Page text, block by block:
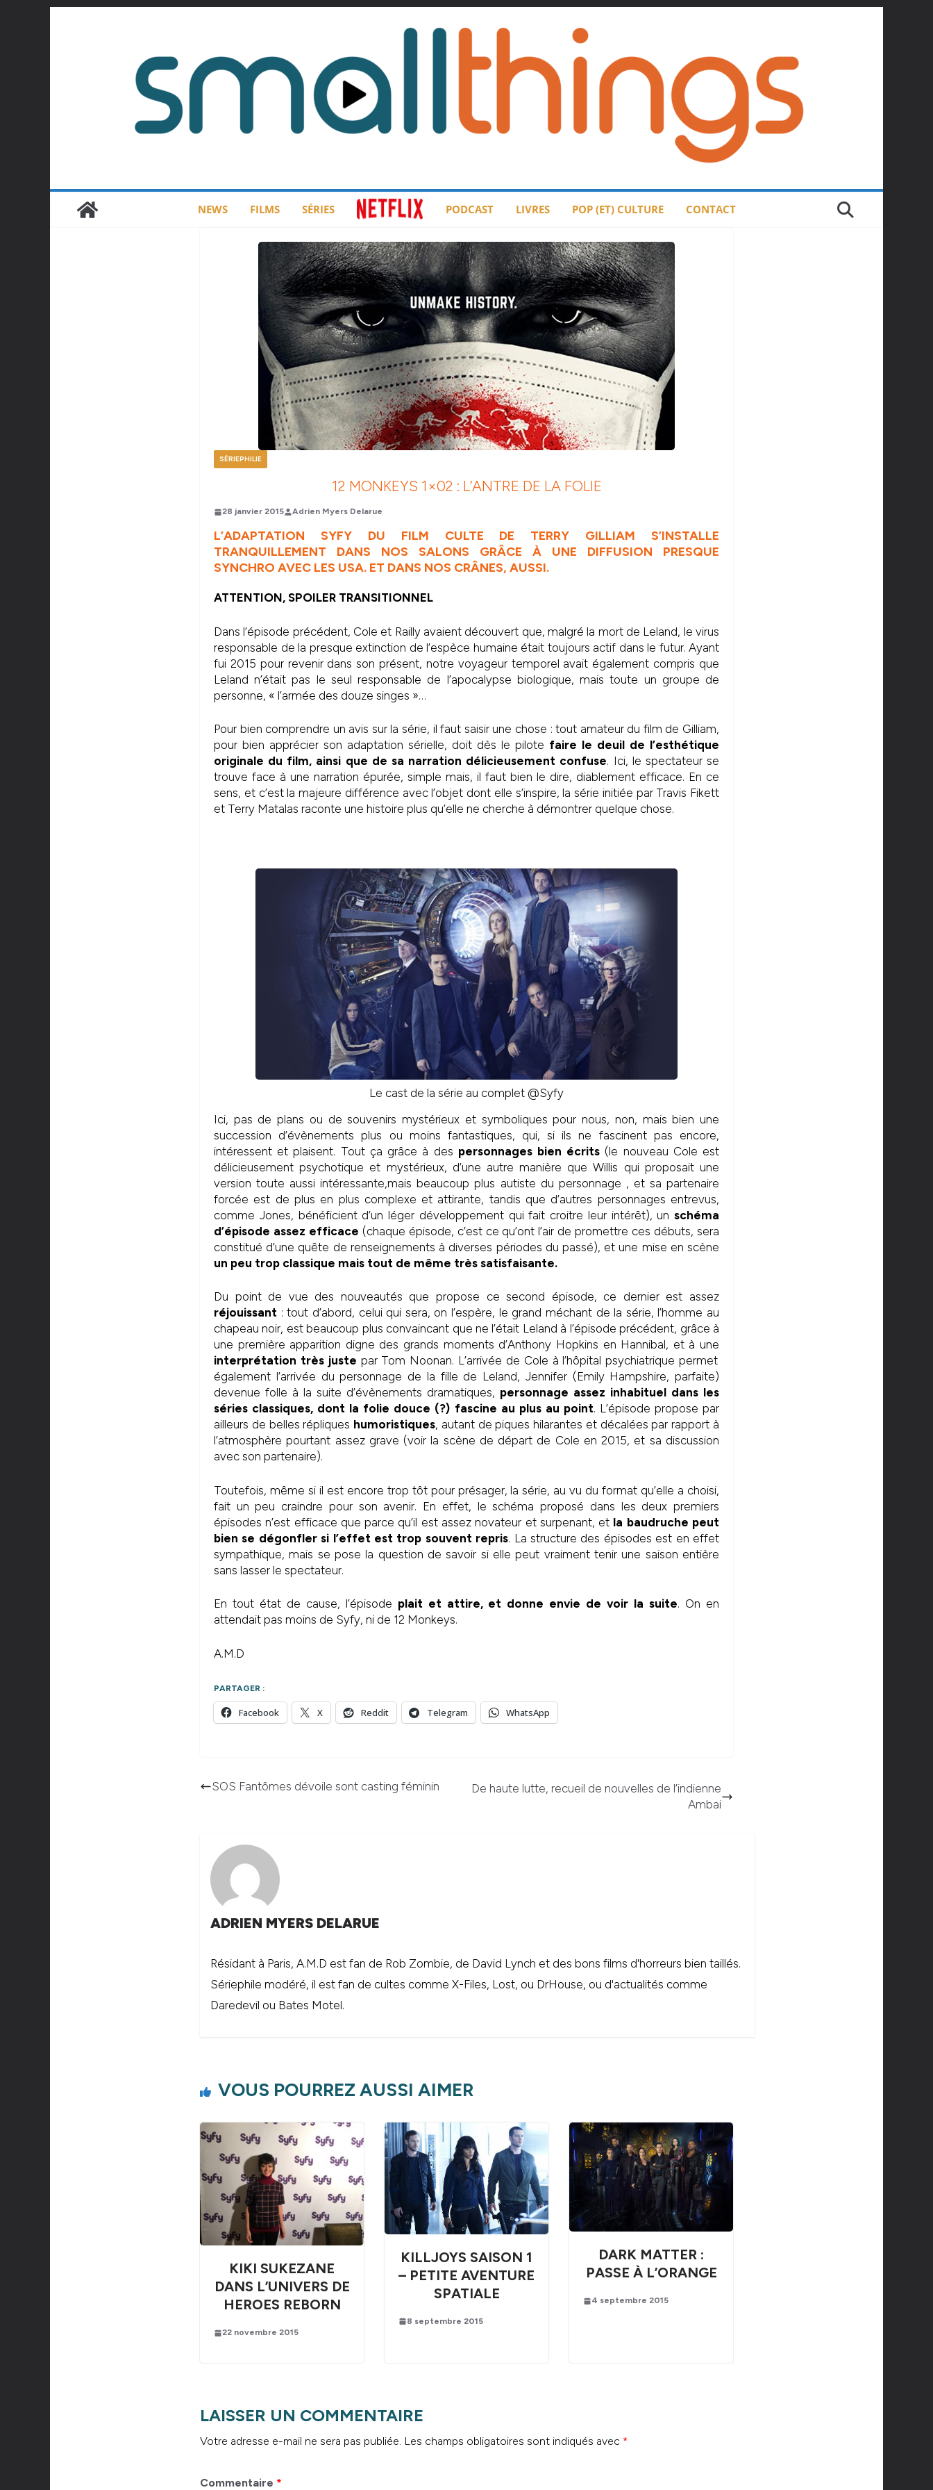
NEWS FILMS SÉRIES PODCAST LIVRES POP (ET) CULTURE CONTACT
SÉRIEPHILIE
12 MONKEYS 1×02 : L’ANTRE DE LA FOLIE
28 janvier 2015 Adrien Myers Delarue
L’ADAPTATION SYFY DU FILM CULTE DE TERRY GILLIAM S’INSTALLE
TRANQUILLEMENT DANS NOS SALONS GRÂCE À UNE DIFFUSION PRESQUE
SYNCHRO AVEC LES USA. ET DANS NOS CRÂNES, AUSSI.
ATTENTION, SPOILER TRANSITIONNEL
Dans l’épisode précédent, Cole et Railly avaient découvert que, malgré la mort de Leland, le virus
responsable de la presque extinction de l’espèce humaine était toujours actif dans le futur. Ayant
fui 2015 pour revenir dans son présent, notre voyageur temporel avait également compris que
Leland n’était pas le seul responsable de l’apocalypse biologique, mais toute un groupe de
personne, « l’armée des douze singes »…
Pour bien comprendre un avis sur la série, il faut saisir une chose : tout amateur du film de Gilliam,
pour bien apprécier son adaptation sérielle, doit dès le pilote faire le deuil de l’esthétique
originale du film, ainsi que de sa narration délicieusement confuse. Ici, le spectateur se
trouve face à une narration épurée, simple mais, il faut bien le dire, diablement efficace. En ce
sens, et c’est la majeure différence avec l’objet dont elle s’inspire, la série initiée par Travis Fikett
et Terry Matalas raconte une histoire plus qu’elle ne cherche à démontrer quelque chose.
Le cast de la série au complet @Syfy
Ici, pas de plans ou de souvenirs mystérieux et symboliques pour nous, non, mais bien une
succession d’évènements plus ou moins fantastiques, qui, si ils ne fascinent pas encore,
intéressent et plaisent. Tout ça grâce à des personnages bien écrits (le nouveau Cole est
délicieusement psychotique et mystérieux, d’une autre manière que Willis qui proposait une
version toute aussi intéressante,mais beaucoup plus autiste du personnage , et sa partenaire
forcée est de plus en plus complexe et attirante, tandis que d’autres personnages entrevus,
comme Jones, bénéficient d’un léger développement qui fait croitre leur intérêt), un schéma
d’épisode assez efficace (chaque épisode, c’est ce qu’ont l’air de promettre ces débuts, sera
constitué d’une quête de renseignements à diverses périodes du passé), et une mise en scène
un peu trop classique mais tout de même très satisfaisante.
Du point de vue des nouveautés que propose ce second épisode, ce dernier est assez
réjouissant : tout d’abord, celui qui sera, on l’espère, le grand méchant de la série, l’homme au
chapeau noir, est beaucoup plus convaincant que ne l’était Leland à l’épisode précédent, grâce à
une première apparition digne des grands moments d’Anthony Hopkins en Hannibal, et à une
interprétation très juste par Tom Noonan. L’arrivée de Cole à l’hôpital psychiatrique permet
également l’arrivée du personnage de la fille de Leland, Jennifer (Emily Hampshire, parfaite)
devenue folle à la suite d’évènements dramatiques, personnage assez inhabituel dans les
séries classiques, dont la folie douce (?) fascine au plus au point. L’épisode propose par
ailleurs de belles répliques humoristiques, autant de piques hilarantes et décalées par rapport à
l’atmosphère pourtant assez grave (voir la scène de départ de Cole en 2015, et sa discussion
avec son partenaire).
Toutefois, même si il est encore trop tôt pour présager, la série, au vu du format qu’elle a choisi,
fait un peu craindre pour son avenir. En effet, le schéma proposé dans les deux premiers
épisodes n’est efficace que parce qu’il est assez novateur et surpenant, et la baudruche peut
bien se dégonfler si l’effet est trop souvent repris. La structure des épisodes est en effet
sympathique, mais se pose la question de savoir si elle peut vraiment tenir une saison entière
sans lasser le spectateur.
En tout état de cause, l’épisode plait et attire, et donne envie de voir la suite. On en
attendait pas moins de Syfy, ni de 12 Monkeys.
A.M.D
PARTAGER :
Facebook X Reddit Telegram WhatsApp
SOS Fantômes dévoile sont casting féminin
De haute lutte, recueil de nouvelles de l’indienne
Ambai
ADRIEN MYERS DELARUE
Résidant à Paris, A.M.D est fan de Rob Zombie, de David Lynch et des bons films d'horreurs bien taillés.
Sériephile modéré, il est fan de cultes comme X-Files, Lost, ou DrHouse, ou d'actualités comme
Daredevil ou Bates Motel.
VOUS POURREZ AUSSI AIMER
KIKI SUKEZANE
DANS L’UNIVERS DE
HEROES REBORN
22 novembre 2015
KILLJOYS SAISON 1
– PETITE AVENTURE
SPATIALE
8 septembre 2015
DARK MATTER :
PASSE À L’ORANGE
4 septembre 2015
LAISSER UN COMMENTAIRE
Votre adresse e-mail ne sera pas publiée. Les champs obligatoires sont indiqués avec *
Commentaire *